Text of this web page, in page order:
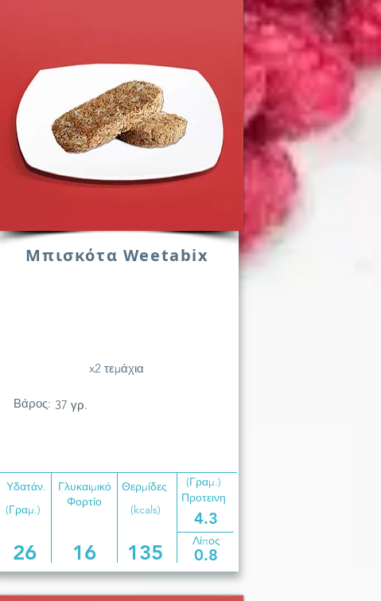
Μπισκότα Weetabix
x2 τεμάχια
Βάρος: 37 γρ.
Υδατάν.
Γλυκαιμικό
Φορτίο
(Γραμ.)
Θερμίδες
(kcals)
Προτεινη
4.3
(Γραμ.)
26 16 135 Λίπος
0.8